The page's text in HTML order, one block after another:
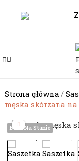
Strona główna
męska skórzana na
Brak Na Stanie